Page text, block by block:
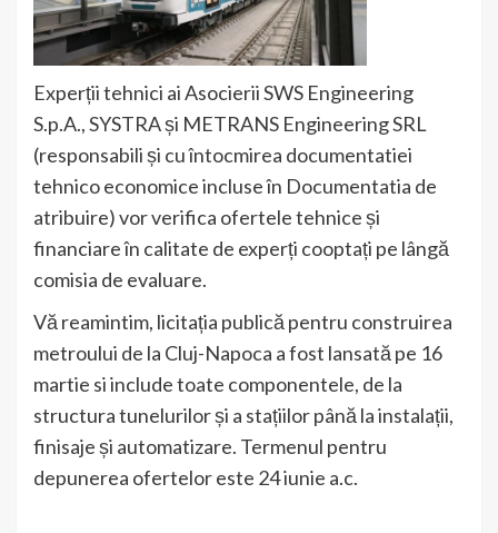
Experții tehnici ai Asocierii SWS Engineering
S.p.A., SYSTRA și METRANS Engineering SRL
(responsabili și cu întocmirea documentatiei
tehnico economice incluse în Documentatia de
atribuire) vor verifica ofertele tehnice și
financiare în calitate de experți cooptați pe lângă
comisia de evaluare.
Vă reamintim, licitația publică pentru construirea
metroului de la Cluj-Napoca a fost lansată pe 16
martie si include toate componentele, de la
structura tunelurilor și a stațiilor până la instalații,
finisaje și automatizare. Termenul pentru
depunerea ofertelor este 24 iunie a.c.